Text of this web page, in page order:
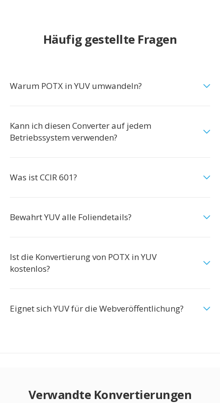
Häufig gestellte Fragen
Warum POTX in YUV umwandeln?
Kann ich diesen Converter auf jedem
Betriebssystem verwenden?
Was ist CCIR 601?
Bewahrt YUV alle Foliendetails?
Ist die Konvertierung von POTX in YUV
kostenlos?
Eignet sich YUV für die Webveröffentlichung?
Verwandte Konvertierungen